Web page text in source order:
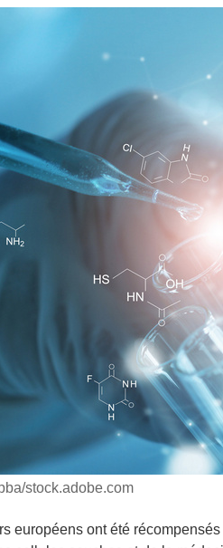
stock.adobe.com
européens ont été